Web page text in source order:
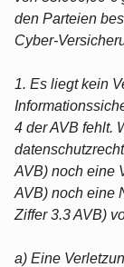
den Parteien
Cyber-
1. Es liegt kein
4 der AVB fehlt.
AVB) noch eine
AVB) noch eine
Ziffer 3.3 AVB)
a) Eine